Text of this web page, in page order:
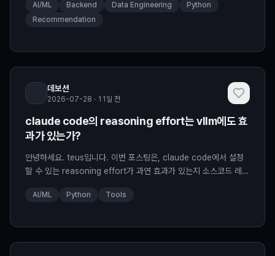
언젠가부터...
AI/ML Backend Data Engineering
Python
Recommendation
데보션
2026-07-28 · 11일 전
claude code의 reasoning effort는 vllm에도 효
과가 있는가?
안녕하세요. teus입니다. 이번 포스팅은, claude code에서 설정
할 수 있는 reasoning effort가 과연 효과가 있는지 소스코드 레벨
AI/ML Python Tools